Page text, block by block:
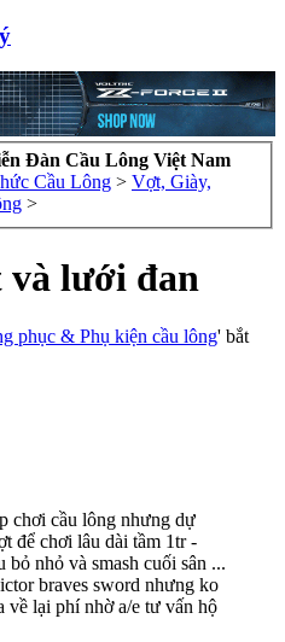
Đàn Cầu Lông Việt Nam
Cầu Lông > Vợt, Giày,
>
và lưới đan
phục & Phụ kiện cầu lông' bắt
chơi cầu lông nhưng dự
để chơi lâu dài tầm 1tr -
bỏ nhỏ và smash cuối sân ...
braves sword nhưng ko
về lại phí nhờ a/e tư vấn hộ